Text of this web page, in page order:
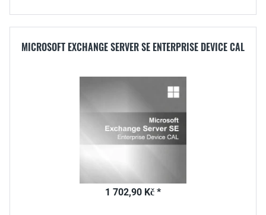
MICROSOFT EXCHANGE SERVER SE ENTERPRISE DEVICE CAL
1 702,90 Kč *